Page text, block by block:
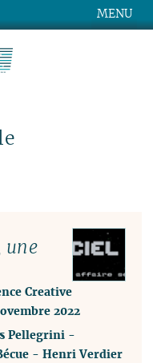
MENU
une
Creative
2022
Pellegrini -
-Henri Verdier